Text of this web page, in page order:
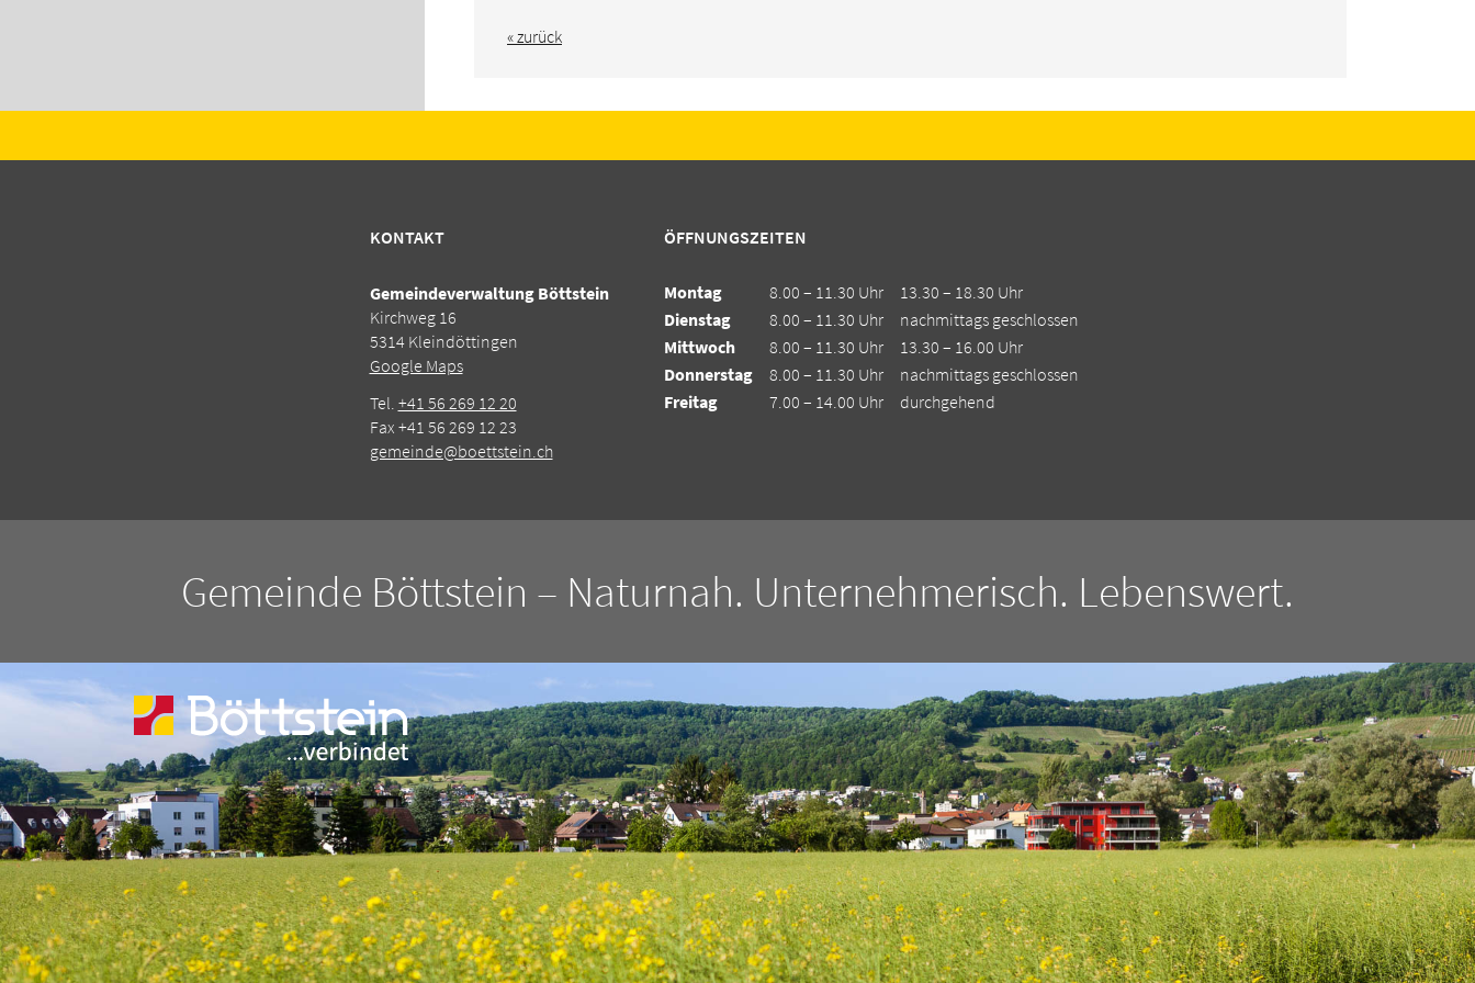
« zurück
KONTAKT
Gemeindeverwaltung Böttstein
Kirchweg 16
5314 Kleindöttingen
Google Maps
Tel. +41 56 269 12 20
Fax +41 56 269 12 23
gemeinde@boettstein.ch
ÖFFNUNGSZEITEN
Montag 8.00 – 11.30 Uhr
13.30 – 18.30 Uhr
Dienstag
8.00 – 11.30 Uhr
nachmittags geschlossen
Mittwoch
8.00 – 11.30 Uhr
13.30 – 16.00 Uhr
Donnerstag
8.00 – 11.30 Uhr
nachmittags geschlossen
Freitag
7.00 – 14.00 Uhr durchgehend
Gemeinde Böttstein – Naturnah. Unternehmerisch. Lebenswert.